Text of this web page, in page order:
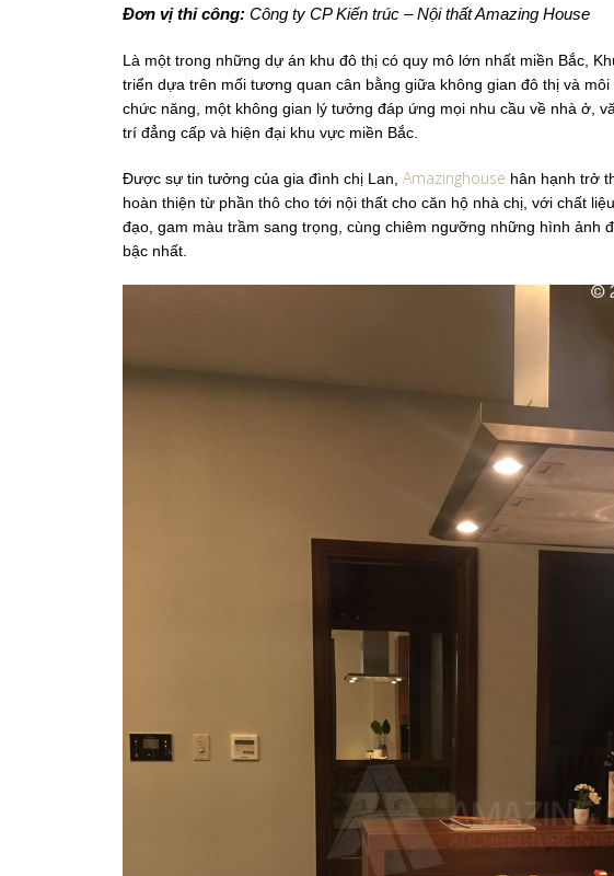
Đơn vị thi công: Công ty CP Kiến trúc – Nội thất Amazing House
Là một trong những dự án khu đô thị có quy mô lớn nhất miền Bắc,
triển dựa trên mối tương quan cân bằng giữa không gian đô thị và
chức năng, một không gian lý tưởng đáp ứng mọi nhu cầu về nhà ở,
trí đẳng cấp và hiện đại khu vực miền Bắc.
Được sự tin tưởng của gia đình chị Lan, Amazinghouse hân hạnh trở
hoàn thiện từ phần thô cho tới nội thất cho căn hộ nhà chị, với chất
đạo, gam màu trầm sang trọng, cùng chiêm ngưỡng những hình ảnh
bậc nhất.